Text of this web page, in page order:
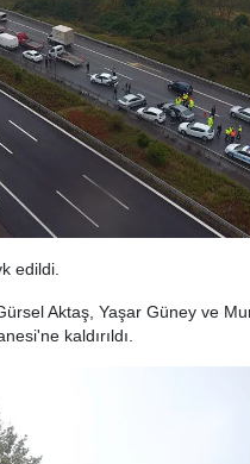
edildi.
Aktaş, Yaşar Güney ve
kaldırıldı.